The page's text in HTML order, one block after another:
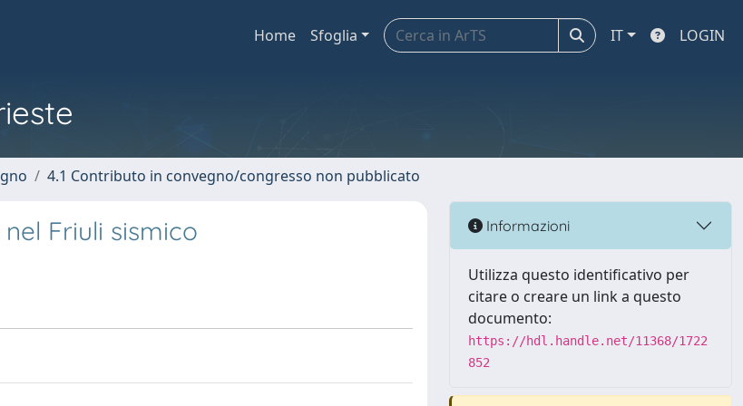
Home Sfoglia IT LOGIN
4.1 Contributo in convegno/congresso non pubblicato
Friuli sismico Informazioni
Utilizza questo identificativo per
citare o creare un link a questo
documento:
https://hdl.handle.net/11368/1722
852